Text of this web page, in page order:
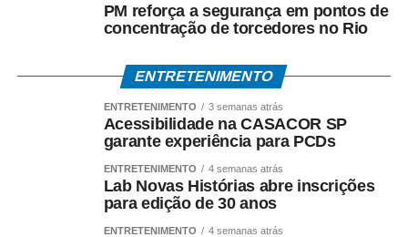
COMENTE ABAIXO:
WhatsApp
Facebook
Twitter
Messenger
LinkedIn
Share
PM reforça a segurança em pontos de
concentração de torcedores no Rio
ENTRETENIMENTO
ENTRETENIMENTO 3 semanas atrás
Acessibilidade na CASACOR SP
garante experiência para PCDs
ENTRETENIMENTO 4 semanas atrás
Lab Novas Histórias abre inscrições
para edição de 30 anos
ENTRETENIMENTO 4 semanas atrás